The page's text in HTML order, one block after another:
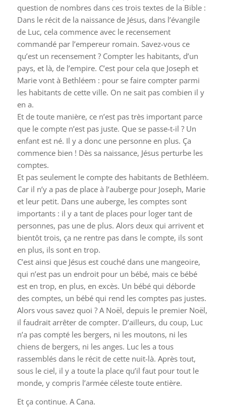
question de nombres dans ces trois textes de la Bible :
Dans le récit de la naissance de Jésus, dans l’évangile
de Luc, cela commence avec le recensement
commandé par l’empereur romain. Savez-vous ce
qu’est un recensement ? Compter les habitants, d’un
pays, et là, de l’empire. C’est pour cela que Joseph et
Marie vont à Bethléem : pour se faire compter parmi
les habitants de cette ville. On ne sait pas combien il y
en a.
Et de toute manière, ce n’est pas très important parce
que le compte n’est pas juste. Que se passe-t-il ? Un
enfant est né. Il y a donc une personne en plus. Ça
commence bien ! Dès sa naissance, Jésus perturbe les
comptes.
Et pas seulement le compte des habitants de Bethléem.
Car il n’y a pas de place à l’auberge pour Joseph, Marie
et leur petit. Dans une auberge, les comptes sont
importants : il y a tant de places pour loger tant de
personnes, pas une de plus. Alors deux qui arrivent et
bientôt trois, ça ne rentre pas dans le compte, ils sont
en plus, ils sont en trop.
C’est ainsi que Jésus est couché dans une mangeoire,
qui n’est pas un endroit pour un bébé, mais ce bébé
est en trop, en plus, en excès. Un bébé qui déborde
des comptes, un bébé qui rend les comptes pas justes.
Alors vous savez quoi ? A Noël, depuis le premier Noël,
il faudrait arrêter de compter. D’ailleurs, du coup, Luc
n’a pas compté les bergers, ni les moutons, ni les
chiens de bergers, ni les anges. Luc les a tous
rassemblés dans le récit de cette nuit-là. Après tout,
sous le ciel, il y a toute la place qu’il faut pour tout le
monde, y compris l’armée céleste toute entière.
Et ça continue. A Cana.